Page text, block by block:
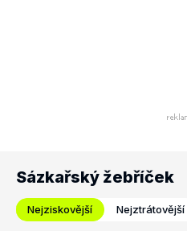
Sázkařský žebříček
Nejziskovější Nejztrátovější